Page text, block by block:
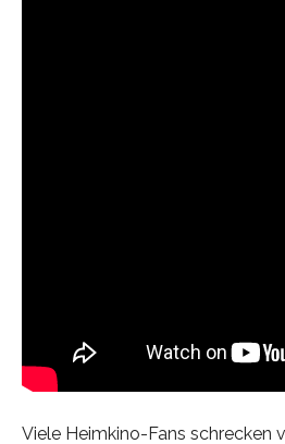
Viele Heimkino-Fans schrecken